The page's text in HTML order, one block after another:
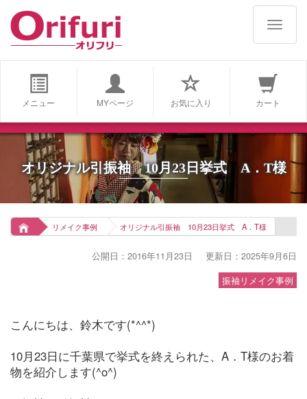
メニュー MYページ お気に入り カート
オリジナル引振袖 10月23日挙式 A．T様
リメイク事例 オリジナル引振袖 10月23日挙式 A．T様
公開日：2016年11月23日 更新日：2025年9月6日
振袖リメイク事例
こんにちは、鈴木です(*^^*)
10月23日に千葉県で挙式を終えられた、A．T様のお着
物を紹介します(^o^)